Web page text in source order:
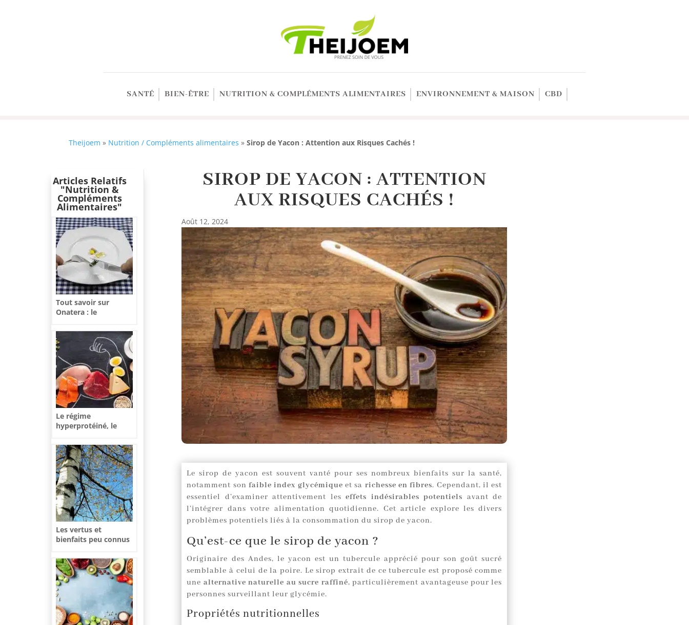
SANTÉ BIEN-ÊTRE NUTRITION & COMPLÉMENTS ALIMENTAIRES ENVIRONNEMENT & MAISON CBD
Theijoem » Nutrition / Compléments alimentaires »Sirop de Yacon : Attention aux Risques Cachés !
Articles Relatifs
"Nutrition &
Compléments
Alimentaires"
Tout savoir sur
Onatera : le
naturopathie
Le régime
hyperprotéiné, le
perdre du poids
Les vertus et
bienfaits peu connus
SIROP DE YACON : ATTENTION
AUX RISQUES CACHÉS !
Août 12, 2024
Le sirop de yacon est souvent vanté pour ses nombreux bienfaits sur la santé,
notamment sonfaible index glycémique et sa richesse en fibres. Cependant, il est
essentiel d’examiner attentivement leseffets indésirables potentiels avant de
l’intégrer dans votre alimentation quotidienne. Cet article explore les divers
problèmes potentiels liés à la consommation du sirop de yacon.
Qu’est-ce que le sirop de yacon ?
Originaire des Andes, le yacon est un tubercule apprécié pour son goût sucré
semblable à celui de la poire. Le sirop extrait de ce tubercule est proposé comme
une alternative naturelle au sucre raffiné, particulièrement avantageuse pour les
personnes surveillant leur glycémie.
Propriétés nutritionnelles